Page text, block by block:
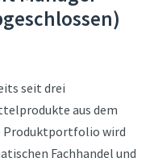
seit drei
aus dem
Produktportfolio wird
Fachhandel und